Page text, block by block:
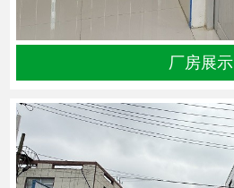
厂房展示